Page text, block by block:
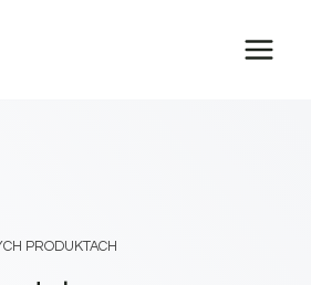
PRODUKTACH